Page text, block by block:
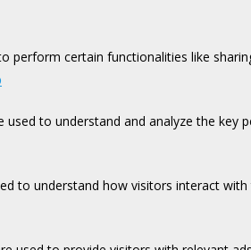
perform certain functionalities like
used to understand and analyze the key
to understand how visitors interact